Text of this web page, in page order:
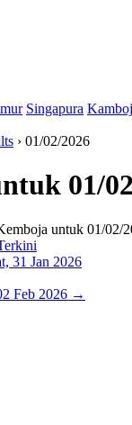
Singapura
› 01/02/2026
01/
untuk 01/02/
31 Jan 2026
Feb 2026 →